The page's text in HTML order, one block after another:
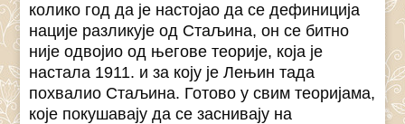
колико год да је настојао да се дефиниција
нације разликује од Стаљина, он се битно
није одвојио од његове теорије, која је
настала 1911. и за коју је Лењин тада
похвалио Стаљина. Готово у свим теоријама,
које покушавају да се заснивају на